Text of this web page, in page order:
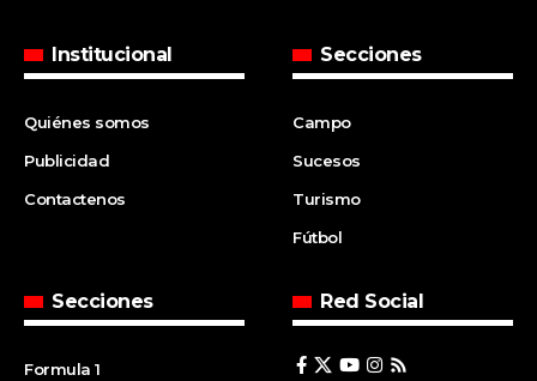
Institucional
Quiénes somos
Publicidad
Contactenos
Secciones
Campo
Sucesos
Turismo
Fútbol
Secciones
Formula 1
Red Social